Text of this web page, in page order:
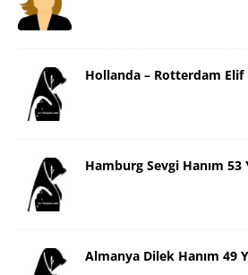
Hollanda – Rotterdam Elif
Hamburg Sevgi Hanım
Almanya Dilek Hanım 49